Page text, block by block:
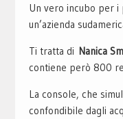
Un vero incubo per i
un’azienda
Ti tratta di Nanica
contiene però 800
La console, che
confondibile dagli